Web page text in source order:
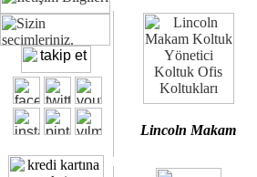
Ofisinizin dekorasyonunda ergonomi ve
Çünkü sitemizde bulunan seçkin bürosit,
Size yakışan ofis koltuk tasarımına gelin
Kalite ve ergonomiyi arıyanların
Lincoln Makam